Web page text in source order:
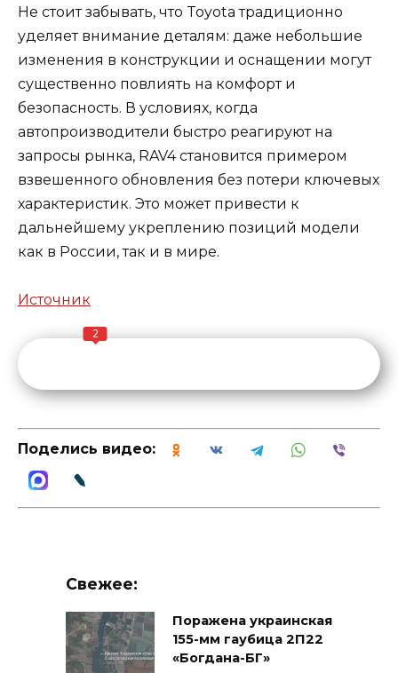
Не стоит забывать, что Toyota традиционно
уделяет внимание деталям: даже небольшие
изменения в конструкции и оснащении могут
существенно повлиять на комфорт и
безопасность. В условиях, когда
автопроизводители быстро реагируют на
запросы рынка, RAV4 становится примером
взвешенного обновления без потери ключевых
характеристик. Это может привести к
дальнейшему укреплению позиций модели
как в России, так и в мире.
Источник
2
Поделись видео:
Свежее:
Поражена украинская
155-мм гаубица 2П22
«Богдана-БГ»